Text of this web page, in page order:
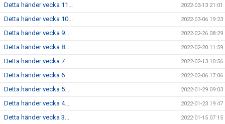
Detta händer vecka 11... 2022-03-13 21:01
Detta händer vecka 10... 2022-03-06 19:23
Detta händer vecka 9... 2022-02-26 08:29
Detta händer vecka 8... 2022-02-20 11:59
Detta händer vecka 7... 2022-02-13 10:56
Detta händer vecka 6 2022-02-06 17:06
Detta händer vecka 5... 2022-01-29 09:03
Detta händer vecka 4... 2022-01-23 19:47
Detta händer vecka 3... 2022-01-15 07:15